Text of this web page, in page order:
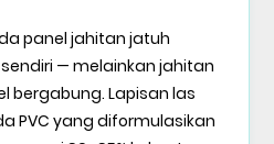
panel jahitan jatuh
— melainkan jahitan
bergabung. Lapisan las
PVC yang diformulasikan